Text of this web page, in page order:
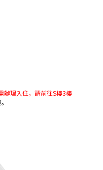
辦理入住，請前往S樓3樓